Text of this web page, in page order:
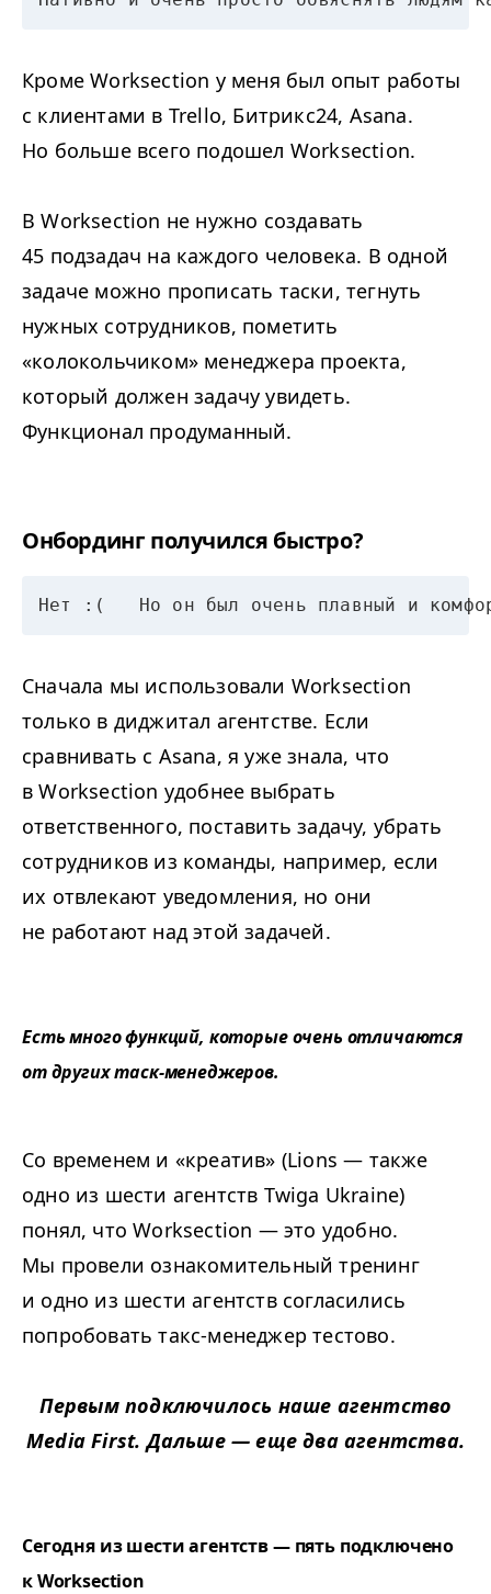
Кроме Worksection у меня был опыт работы
с клиентами в Trello, Битрикс24, Asana.
Но больше всего подошел Worksection.
В Worksection не нужно создавать
45 подзадач на каждого человека. В одной
задаче можно прописать таски, тегнуть
нужных сотрудников, пометить
«колокольчиком» менеджера проекта,
который должен задачу увидеть.
Функционал продуманный.
Онбординг получился быстро?
Нет :(   Но он был очень плавный и
Сначала мы использовали Worksection
только в диджитал агентстве. Если
сравнивать с Asana, я уже знала, что
в Worksection удобнее выбрать
ответственного, поставить задачу, убрать
сотрудников из команды, например, если
их отвлекают уведомления, но они
не работают над этой задачей.
Есть много функций, которые очень отличаются
от других таск-менеджеров.
Со временем и «креатив» (Lions — также
одно из шести агентств Twiga Ukraine)
понял, что Worksection — это удобно.
Мы провели ознакомительный тренинг
и одно из шести агентств согласились
попробовать такс-менеджер тестово.
Первым подключилось наше агентство
Media First. Дальше — еще два агентства.
Сегодня из шести агентств — пять подключено
к Worksection